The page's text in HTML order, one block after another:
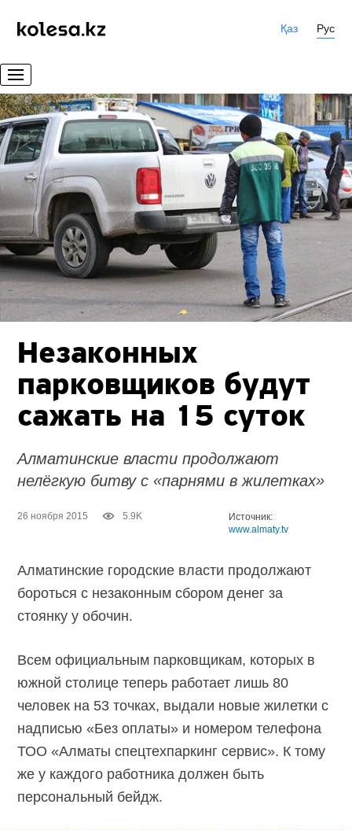
Қаз Рус
Незаконных
парковщиков будут
сажать на 15 суток
Алматинские власти продолжают
нелёгкую битву с «парнями в жилетках»
26 ноября 2015 5.9K
Источник:
www.almaty.tv
Алматинские городские власти продолжают
бороться с незаконным сбором денег за
стоянку у обочин.
Всем официальным парковщикам, которых в
южной столице теперь работает лишь 80
человек на 53 точках, выдали новые жилетки с
надписью «Без оплаты» и номером телефона
ТОО «Алматы спецтехпаркинг сервис». К тому
же у каждого работника должен быть
персональный бейдж.